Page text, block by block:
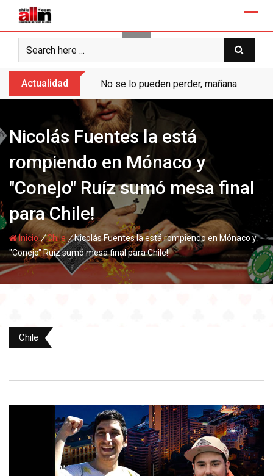
content
Actualidad No se lo pueden perder, mañana “Ases
Nicolás Fuentes la está
rompiendo en Mónaco y
"Conejo" Ruíz sumó mesa final
para Chile!
Inicio/Chile/Nicolás Fuentes la está rompiendo en Mónaco y
"Conejo" Ruíz sumó mesa final para Chile!
Chile